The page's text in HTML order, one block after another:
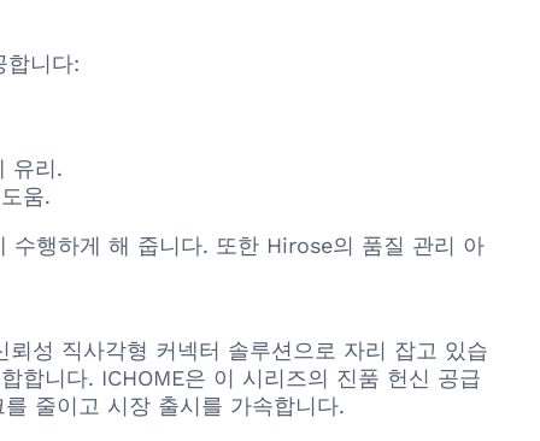
니다:
유리.
움.
수행하게 해 줍니다. 또한 Hirose의 품질 관리 아
성 직사각형 커넥터 솔루션으로 자리 잡고 있습
합니다. ICHOME은 이 시리즈의 진품 헌신 공급
줄이고 시장 출시를 가속합니다.